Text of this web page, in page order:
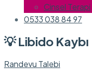
Cinsel Terapi
0533 038 84 97
💡 Libido Kaybı
Randevu Talebi